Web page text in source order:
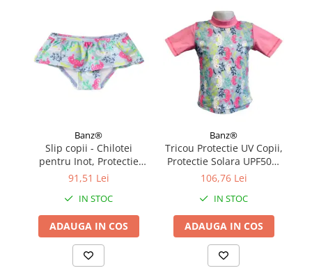
Ingrijire adulti
Siguranta animale companie
Propuneri Cadou
Produse Sub 50 Lei
Banz®
Slip copii - Chilotei
pentru Inot, Protectie
Soare UPF50+, Sea Horse,
91,51 Lei
IN STOC
ADAUGA IN COS
Banz®
Tricou Protectie UV Copii,
Protectie Solara UPF50+,
Sea Horse, Marimea 2
106,76 Lei
IN STOC
ADAUGA IN COS